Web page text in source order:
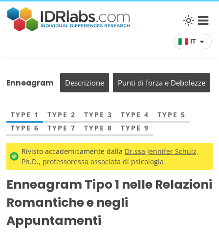
IT
Enneagram Descrizione Punti di forza e Debolezze
TYPE 1 TYPE 2 TYPE 3 TYPE 4
TYPE 5
TYPE 6
TYPE 7 TYPE 8 TYPE 9
Rivisto accademicamente dalla Dr.ssa Jennifer Schulz,
Ph.D., professoressa associata di psicologia
Enneagram Tipo 1 nelle Relazioni
Romantiche e negli
Appuntamenti